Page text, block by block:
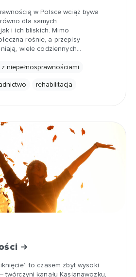
w Polsce wciąż bywa
dla samych
i ich bliskich. Mimo
rośnie, a przepisy
wiele codziennych…
niepełnosprawnościami
rehabilitacja
to czasem zbyt wysoki
twórczyni kanału Kasianawozku,